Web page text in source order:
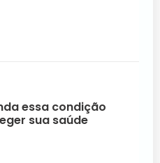
essa condição
sua saúde